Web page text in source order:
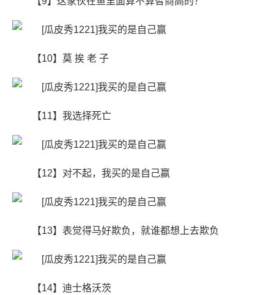
【10】莫 挨 老 子
【11】我选择死亡
【12】对不起，我买的是自己赢
【13】表觉得马好欺负，就谁都想上去欺负
【14】迪士格沃茨